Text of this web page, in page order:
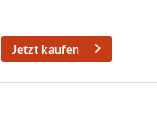
Jetzt kaufen